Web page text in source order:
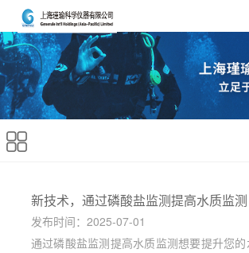
新技术，通过磷酸盐监测提高水质监测
发布时间：2025-07-01
通过磷酸盐监测提高水质监测想要提升您